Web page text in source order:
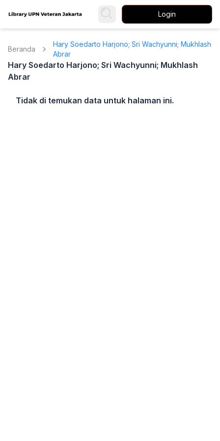
Login
Beranda
Hary Soedarto Harjono; Sri Wachyunni; Mukhlash
Abrar
Hary Soedarto Harjono; Sri Wachyunni; Mukhlash
Abrar
Tidak di temukan data untuk halaman ini.